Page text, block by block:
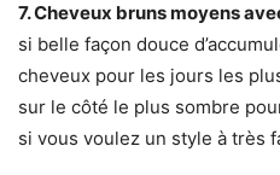
7. Cheveux bruns moyens
si belle façon douce
cheveux pour les jours les
sur le côté le plus sombre
si vous voulez un style à très